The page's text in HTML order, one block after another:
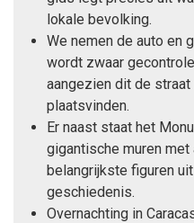
lokale bevolking.
We nemen de auto en
wordt zwaar
aangezien dit de
plaatsvinden.
Er naast staat het
gigantische muren
belangrijkste figuren
geschiedenis.
Overnachting in